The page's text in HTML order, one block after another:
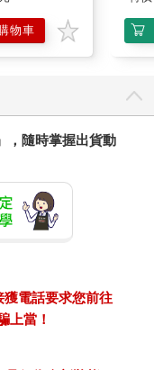
微生物基因組轉移到
黑森林農莊灰塵送去
補充、修復自己的微
認知已經非常明
的微生物群，不能學
Genscher）嗎？
部長，老是穿著一件
兩者間必須小心處
要當有手腕的外交
物車
，隨時掌握出貨動
電話要求您前往
上當！